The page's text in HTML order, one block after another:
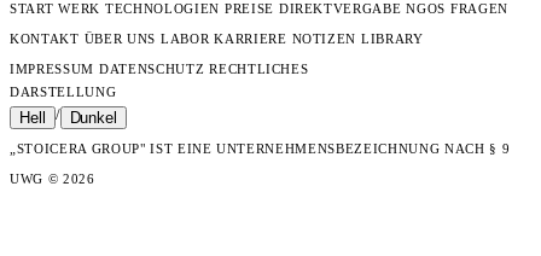
START WERK TECHNOLOGIEN PREISE DIREKTVERGABE NGOS FRAGEN
KONTAKT ÜBER UNS LABOR KARRIERE NOTIZEN LIBRARY
IMPRESSUM DATENSCHUTZ RECHTLICHES
DARSTELLUNG
Hell / Dunkel
„STOICERA GROUP" IST EINE UNTERNEHMENSBEZEICHNUNG NACH § 9
UWG © 2026